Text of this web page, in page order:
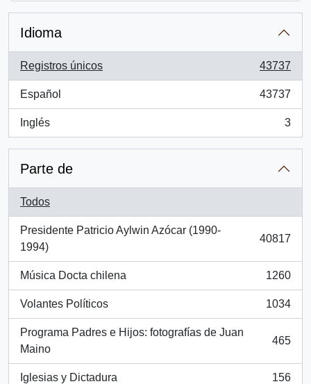
Idioma
Registros únicos
, 43737 resultados
43737
Español
, 43737 resultados
43737
Inglés
, 3 resultados
3
Parte de
Todos
Presidente Patricio Aylwin Azócar (1990-
1994)
, 40817 resultados
40817
Música Docta chilena
, 1260 resultados
1260
Volantes Políticos
, 1034 resultados
1034
Programa Padres e Hijos: fotografías de Juan
Maino
, 465 resultados
465
Iglesias y Dictadura 156